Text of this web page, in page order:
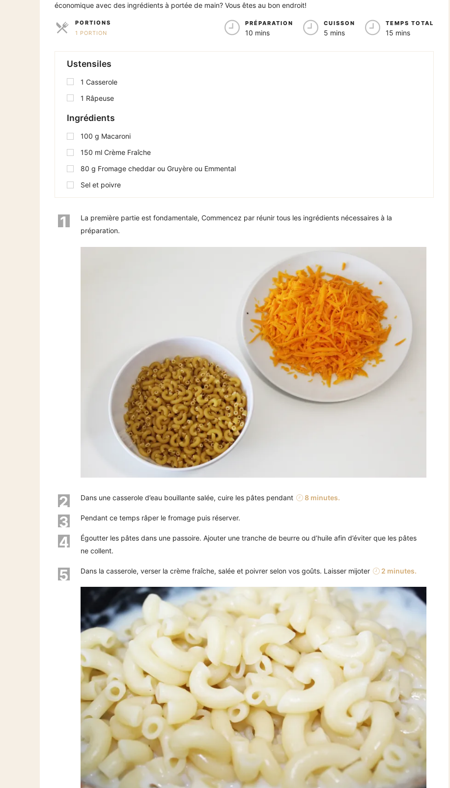
économique avec des ingrédients à portée de main? Vous êtes au bon endroit!
PORTIONS
1 PORTION
PRÉPARATION
10 mins
CUISSON
5 mins
TEMPS TOTAL
15 mins
Ustensiles
1 Casserole
1 Râpeuse
Ingrédients
100 g Macaroni
150 ml Crème Fraîche
80 g Fromage cheddar ou Gruyère ou Emmental
Sel et poivre
1
La première partie est fondamentale, Commencez par réunir tous les ingrédients nécessaires à la
préparation.
2 Dans une casserole d’eau bouillante salée, cuire les pâtes pendant 8 minutes.
3 Pendant ce temps râper le fromage puis réserver.
4
Égoutter les pâtes dans une passoire. Ajouter une tranche de beurre ou d’huile afin d’éviter que les pâtes
ne collent.
5 Dans la casserole, verser la crème fraîche, salée et poivrer selon vos goûts. Laisser mijoter 2 minutes.